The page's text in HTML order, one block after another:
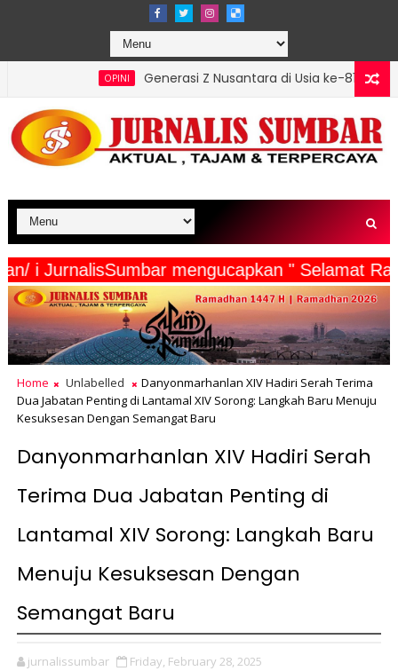
Generasi Z Nusantara di Usia ke-81: Merawat Asa di
i JurnalisSumbar mengucapkan "
Home Unlabelled
Danyonmarhanlan XIV Hadiri Serah Terima
Dua Jabatan Penting di Lantamal XIV Sorong: Langkah Baru Menuju
Kesuksesan Dengan Semangat Baru
Danyonmarhanlan XIV Hadiri Serah
Terima Dua Jabatan Penting di
Lantamal XIV Sorong: Langkah Baru
Menuju Kesuksesan Dengan
Semangat Baru
jurnalissumbar Friday, February 28, 2025